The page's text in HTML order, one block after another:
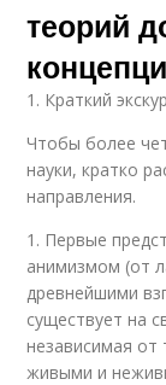
теорий
1. Краткий
Чтобы более
науки, кратко
направления.
1. Первые
анимизмом (от
древнейшими
существует на
независимая
живыми и